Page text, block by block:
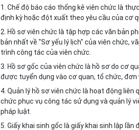
1. Chế độ báo cáo thống kê viên chức là
định kỳ hoặc đột xuất theo yêu cầu của cơ
2. Hồ sơ viên chức là tập hợp các văn bản
bản nhất về "Sơ yếu lý lịch" của viên chức,
trình công tác của viên chức.
3. Hồ sơ gốc của viên chức là hồ sơ do cơ
được tuyển dụng vào cơ quan, tổ chức, đơn
4. Quản lý hồ sơ viên chức là hoạt động liên
chức phục vụ công tác sử dụng và quản lý
pháp luật.
5. Giấy khai sinh gốc là giấy khai sinh lập